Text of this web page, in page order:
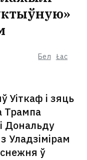
Бел Łac
Уіткаф і зяць
Трампа
Дональду
Уладзімірам
ў